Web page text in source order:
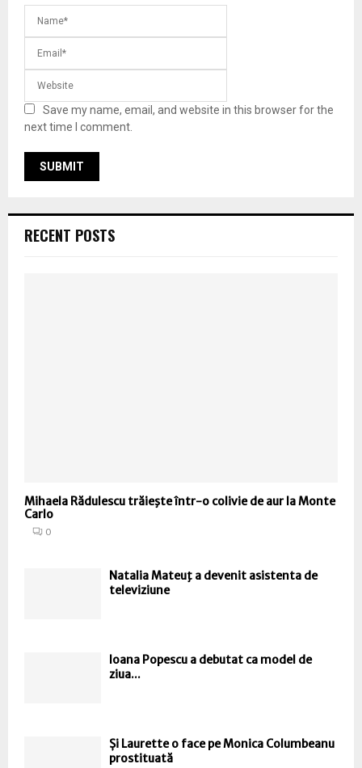
Save my name, email, and website in this browser for the
next time I comment.
RECENT POSTS
Mihaela Rădulescu trăieşte într-o colivie de aur la Monte
Carlo
0
Natalia Mateuţ a devenit asistenta de
televiziune
Ioana Popescu a debutat ca model de
ziua...
Și Laurette o face pe Monica Columbeanu
prostituată